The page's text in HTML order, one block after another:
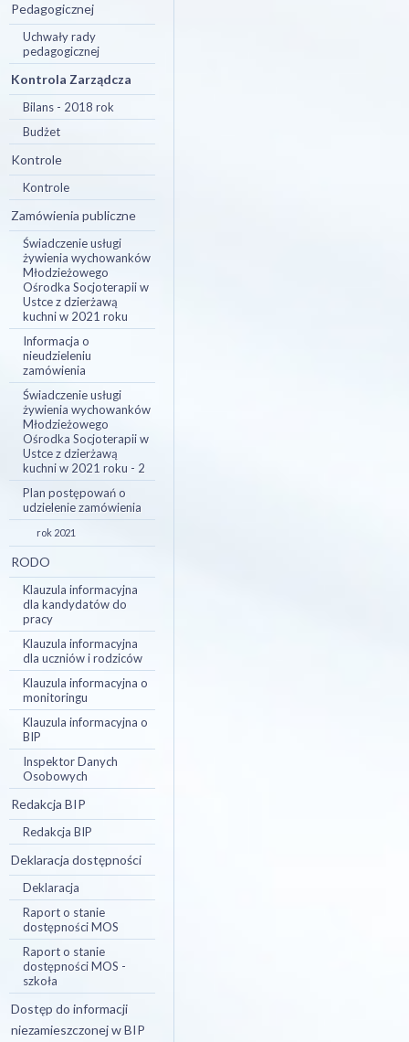
Pedagogicznej
Uchwały rady
pedagogicznej
Kontrola Zarządcza
Bilans - 2018 rok
Budżet
Kontrole
Kontrole
Zamówienia publiczne
Świadczenie usługi
żywienia wychowanków
Młodzieżowego
Ośrodka Socjoterapii w
Ustce z dzierżawą
kuchni w 2021 roku
Informacja o
nieudzieleniu
zamówienia
Świadczenie usługi
żywienia wychowanków
Młodzieżowego
Ośrodka Socjoterapii w
Ustce z dzierżawą
kuchni w 2021 roku - 2
Plan postępowań o
udzielenie zamówienia
rok 2021
RODO
Klauzula informacyjna
dla kandydatów do
pracy
Klauzula informacyjna
dla uczniów i rodziców
Klauzula informacyjna o
monitoringu
Klauzula informacyjna o
BIP
Inspektor Danych
Osobowych
Redakcja BIP
Redakcja BIP
Deklaracja dostępności
Deklaracja
Raport o stanie
dostępności MOS
Raport o stanie
dostępności MOS -
szkoła
Dostęp do informacji
niezamieszczonej w BIP